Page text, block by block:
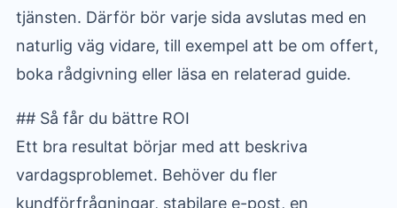
tjänsten. Därför bör varje sida avslutas med en
naturlig väg vidare, till exempel att be om offert,
boka rådgivning eller läsa en relaterad guide.
## Så får du bättre ROI
Ett bra resultat börjar med att beskriva
vardagsproblemet. Behöver du fler
kundförfrågningar, stabilare e-post, en